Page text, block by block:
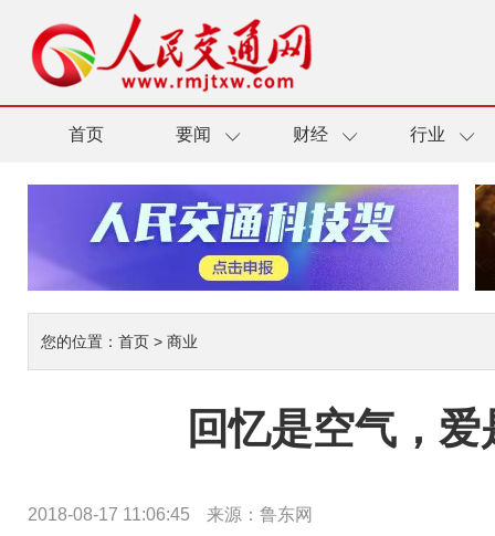
首页 要闻 财经 行业
您的位置： 首页 > 商业
回忆是空气，
2018-08-17 11:06:45 来源：鲁东网